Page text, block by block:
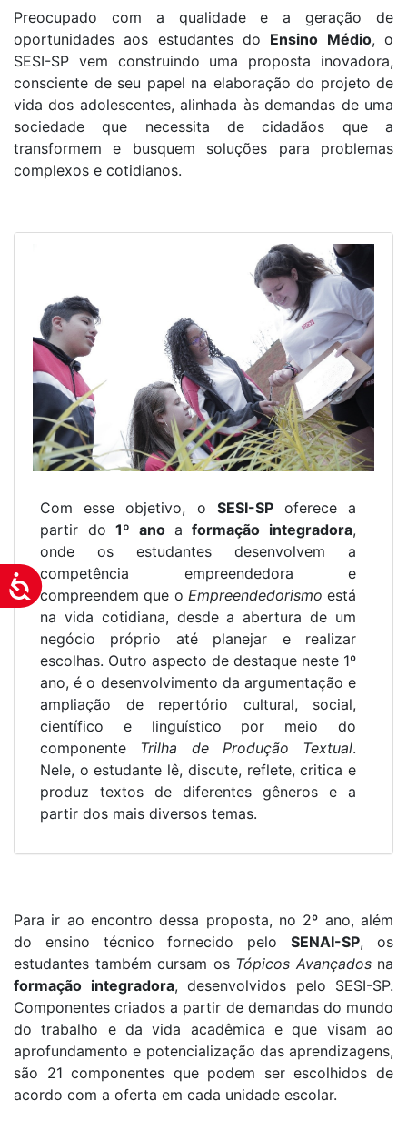
Acessibilidade
Preocupado com a qualidade e a geração de
oportunidades aos estudantes do Ensino Médio, o
SESI-SP vem construindo uma proposta inovadora,
consciente de seu papel na elaboração do projeto de
vida dos adolescentes, alinhada às demandas de uma
sociedade que necessita de cidadãos que a
transformem e busquem soluções para problemas
complexos e cotidianos.
Com esse objetivo, o SESI-SPoferece a
partir do1º ano aformação integradora,
onde os estudantes desenvolvem a
competência empreendedora e
compreendem que o Empreendedorismo está
na vida cotidiana, desde a abertura de um
negócio próprio até planejar e realizar
escolhas. Outro aspecto de destaque neste 1º
ano, é o desenvolvimento da argumentação e
ampliação de repertório cultural, social,
científico e linguístico por meio do
componente Trilha de Produção Textual.
Nele, o estudante lê, discute, reflete, critica e
produz textos de diferentes gêneros e a
partir dos mais diversos temas.
Para ir ao encontro dessa proposta, no 2º ano, além
do ensino técnico fornecido peloSENAI-SP, os
estudantes também cursam os Tópicos Avançadosna
formação integradora, desenvolvidos pelo SESI-SP.
Componentes criados a partir de demandas do mundo
do trabalho e da vida acadêmica e que visam ao
aprofundamento e potencialização das aprendizagens,
são 21 componentes que podem ser escolhidos de
acordo com a oferta em cada unidade escolar.